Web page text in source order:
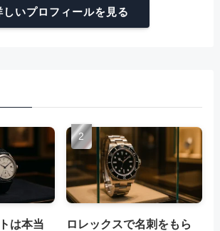
しいプロフィールを見る
は本当
ロレックスで名刺をもら